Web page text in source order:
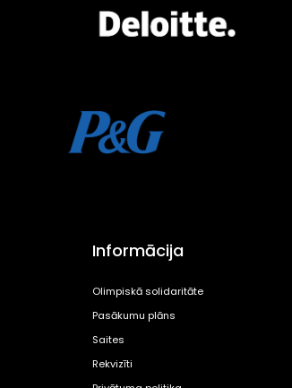
Informācija
Olimpiskā solidaritāte
Pasākumu plāns
Saites
Rekvizīti